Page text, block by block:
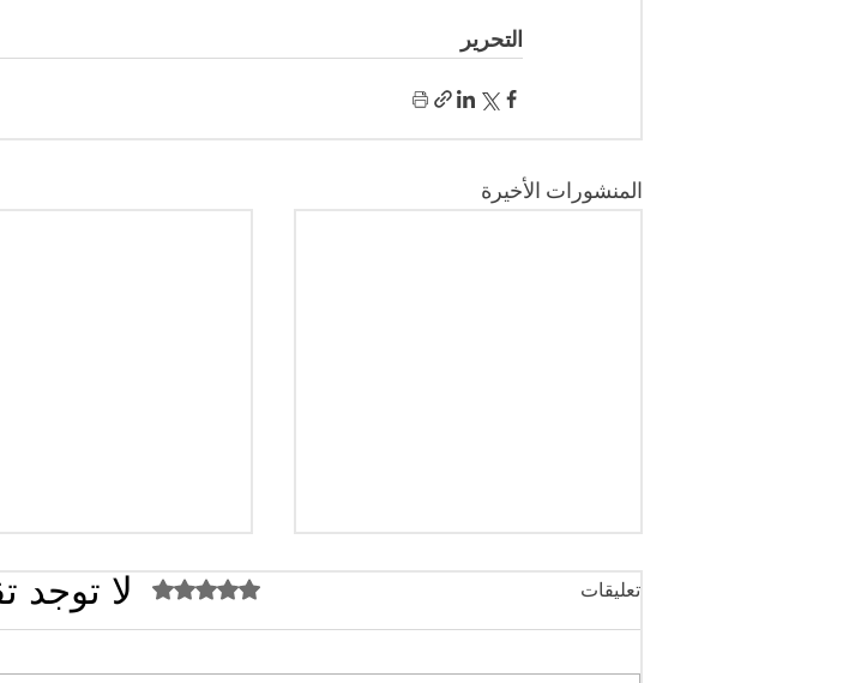
التحرير
المنشورات الأخيرة
تعليقات تم التقييم بـ 0 من أصل 5 نجوم. لا توجد